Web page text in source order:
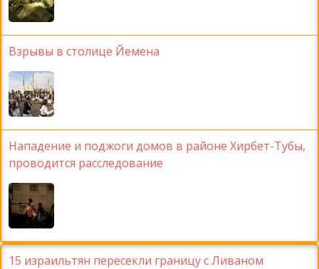
Взрывы в столице Йемена
Нападение и поджоги домов в районе Хирбет-Тубы,
проводится расследование
15 израильтян пересекли границу с Ливаном